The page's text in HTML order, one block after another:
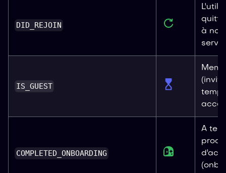
DID_REJOIN
à
IS_GUEST
COMPLETED_ONBOARDING
A